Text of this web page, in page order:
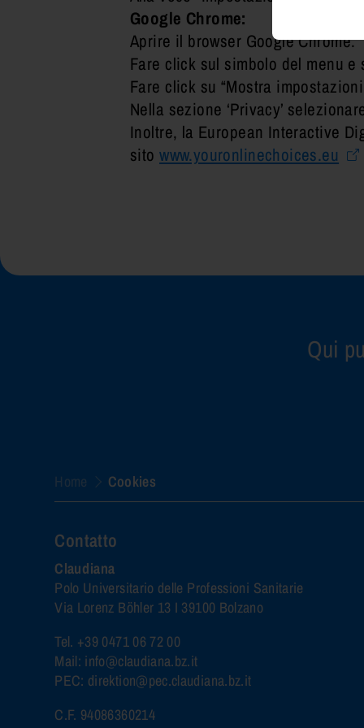
Google Chrome:
Aprire il browser Google Chrome.
Fare click sul simbolo del menu e
Fare click su “Mostra
Nella sezione ‘Privacy’
Inoltre, la European Interactive
sitowww.youronlinechoices.eu
Qui
Home Cookies
Contatto
Claudiana
Polo Universitario delle Professioni Sanitarie
Via Lorenz Böhler 13 I 39100 Bolzano
Tel. +39 0471 06 72 00
Mail: info@claudiana.bz.it
PEC: direktion@pec.claudiana.bz.it
C.F. 94086360214